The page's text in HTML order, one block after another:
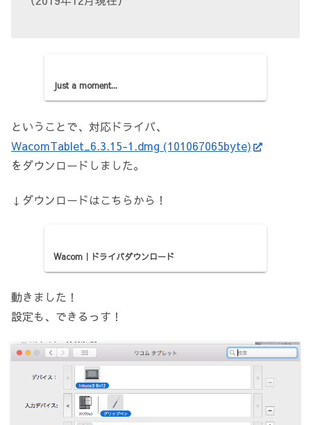
Just a moment...
ということで、対応ドライバ、
WacomTablet_6.3.15-1.dmg (101067065byte)
をダウンロードしました。
↓ダウンロードはこちらから！
Wacom｜ドライバダウンロード
動きました！
設定も、できるっす！